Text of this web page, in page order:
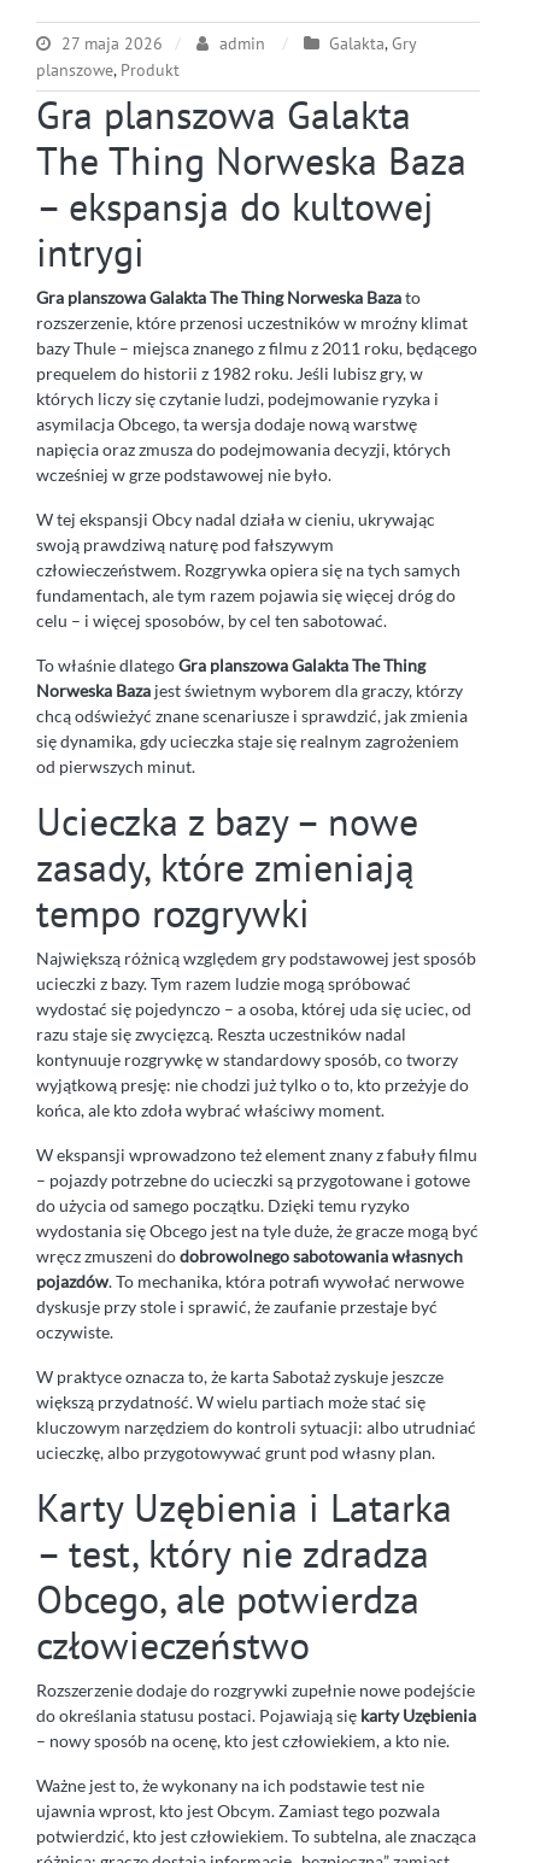
27 maja 2026 admin Galakta,Gry
planszowe, Produkt
Gra planszowa Galakta
The Thing Norweska Baza
– ekspansja do kultowej
intrygi
Gra planszowa Galakta The Thing Norweska Bazato
rozszerzenie, które przenosi uczestników w mroźny klimat
bazy Thule – miejsca znanego z filmu z 2011 roku, będącego
prequelem do historii z 1982 roku. Jeśli lubisz gry, w
których liczy się czytanie ludzi, podejmowanie ryzyka i
asymilacja Obcego, ta wersja dodaje nową warstwę
napięcia oraz zmusza do podejmowania decyzji, których
wcześniej w grze podstawowej nie było.
W tej ekspansji Obcy nadal działa w cieniu, ukrywając
swoją prawdziwą naturę pod fałszywym
człowieczeństwem. Rozgrywka opiera się na tych samych
fundamentach, ale tym razem pojawia się więcej dróg do
celu – i więcej sposobów, by cel ten sabotować.
To właśnie dlategoGra planszowa Galakta The Thing
Norweska Baza jest świetnym wyborem dla graczy, którzy
chcą odświeżyć znane scenariusze i sprawdzić, jak zmienia
się dynamika, gdy ucieczka staje się realnym zagrożeniem
od pierwszych minut.
Ucieczka z bazy – nowe
zasady, które zmieniają
tempo rozgrywki
Największą różnicą względem gry podstawowej jest sposób
ucieczki z bazy. Tym razem ludzie mogą spróbować
wydostać się pojedynczo – a osoba, której uda się uciec, od
razu staje się zwycięzcą. Reszta uczestników nadal
kontynuuje rozgrywkę w standardowy sposób, co tworzy
wyjątkową presję: nie chodzi już tylko o to, kto przeżyje do
końca, ale kto zdoła wybrać właściwy moment.
W ekspansji wprowadzono też element znany z fabuły filmu
– pojazdy potrzebne do ucieczki są przygotowane i gotowe
do użycia od samego początku. Dzięki temu ryzyko
wydostania się Obcego jest na tyle duże, że gracze mogą być
wręcz zmuszeni dodobrowolnego sabotowania własnych
pojazdów. To mechanika, która potrafi wywołać nerwowe
dyskusje przy stole i sprawić, że zaufanie przestaje być
oczywiste.
W praktyce oznacza to, że karta Sabotaż zyskuje jeszcze
większą przydatność. W wielu partiach może stać się
kluczowym narzędziem do kontroli sytuacji: albo utrudniać
ucieczkę, albo przygotowywać grunt pod własny plan.
Karty Uzębienia i Latarka
– test, który nie zdradza
Obcego, ale potwierdza
człowieczeństwo
Rozszerzenie dodaje do rozgrywki zupełnie nowe podejście
do określania statusu postaci. Pojawiają się karty Uzębienia
– nowy sposób na ocenę, kto jest człowiekiem, a kto nie.
Ważne jest to, że wykonany na ich podstawie test nie
ujawnia wprost, kto jest Obcym. Zamiast tego pozwala
potwierdzić, kto jest człowiekiem. To subtelna, ale znacząca